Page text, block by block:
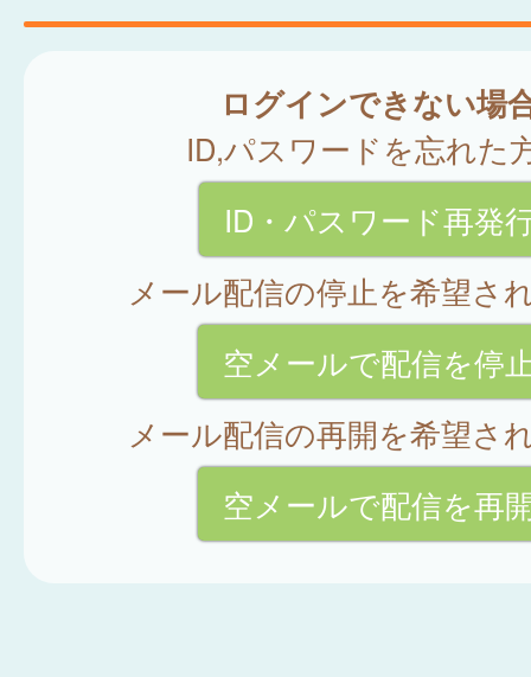
ログインできない場
ID,パスワードを忘れた
ID・パスワード再発
メール配信の停止を希望さ
空メールで配信を停
メール配信の再開を希望さ
空メールで配信を再